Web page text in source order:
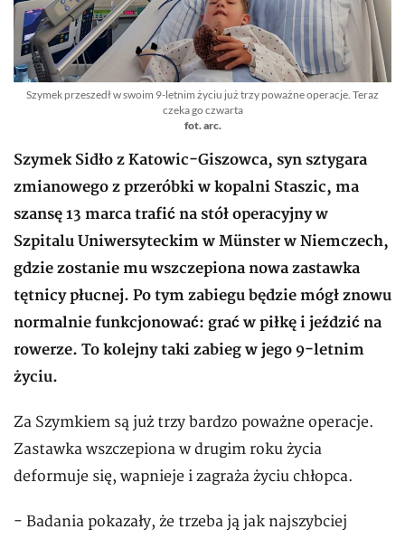
Szymek przeszedł w swoim 9-letnim życiu już trzy poważne operacje. Teraz
czeka go czwarta
fot. arc.
Szymek Sidło z Katowic-Giszowca, syn sztygara
zmianowego z przeróbki w kopalni Staszic, ma
szansę 13 marca trafić na stół operacyjny w
Szpitalu Uniwersyteckim w Münster w Niemczech,
gdzie zostanie mu wszczepiona nowa zastawka
tętnicy płucnej. Po tym zabiegu będzie mógł znowu
normalnie funkcjonować: grać w piłkę i jeździć na
rowerze. To kolejny taki zabieg w jego 9-letnim
życiu.
Za Szymkiem są już trzy bardzo poważne operacje.
Zastawka wszczepiona w drugim roku życia
deformuje się, wapnieje i zagraża życiu chłopca.
- Badania pokazały, że trzeba ją jak najszybciej